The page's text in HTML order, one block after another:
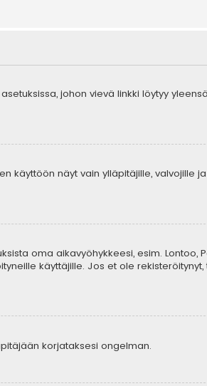
johon vievä linkki löytyy yleensä
käyttöön näyt vain ylläpitäjille, valvojille ja
oma aikavyöhykkeesi, esim. Lontoo,
käyttäjille. Jos et ole rekisteröitynyt,
korjataksesi ongelman.